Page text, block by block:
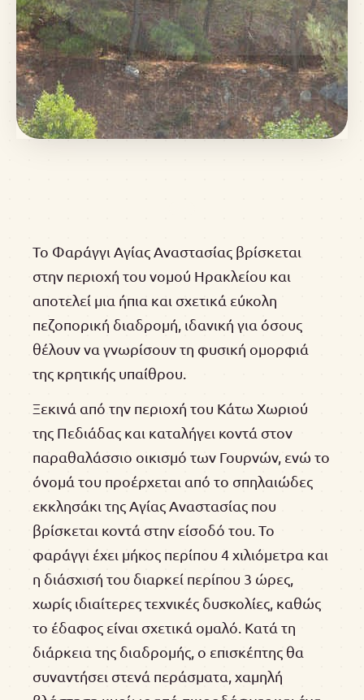
Το Φαράγγι Αγίας Αναστασίας βρίσκεται
στην περιοχή του νομού Ηρακλείου και
αποτελεί μια ήπια και σχετικά εύκολη
πεζοπορική διαδρομή, ιδανική για όσους
θέλουν να γνωρίσουν τη φυσική ομορφιά
της κρητικής υπαίθρου.
Ξεκινά από την περιοχή του Κάτω Χωριού
της Πεδιάδας και καταλήγει κοντά στον
παραθαλάσσιο οικισμό των Γουρνών, ενώ το
όνομά του προέρχεται από το σπηλαιώδες
εκκλησάκι της Αγίας Αναστασίας που
βρίσκεται κοντά στην είσοδό του. Το
φαράγγι έχει μήκος περίπου 4 χιλιόμετρα και
η διάσχισή του διαρκεί περίπου 3 ώρες,
χωρίς ιδιαίτερες τεχνικές δυσκολίες, καθώς
το έδαφος είναι σχετικά ομαλό. Κατά τη
διάρκεια της διαδρομής, ο επισκέπτης θα
συναντήσει στενά περάσματα, χαμηλή